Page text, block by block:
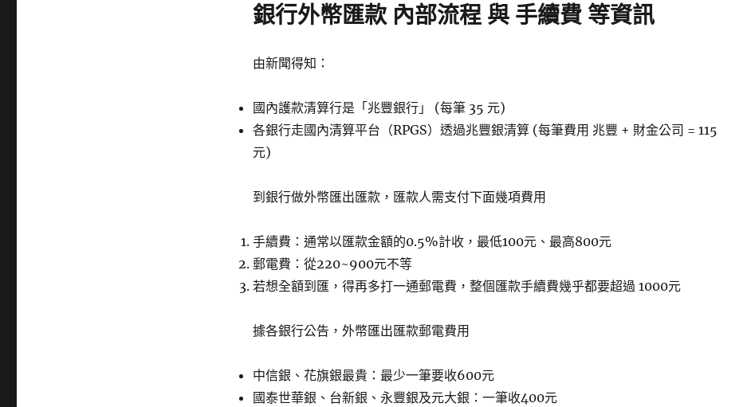
銀行外幣匯款 內部流程 與 手續費 等資訊
由新聞得知：
國內護款清算行是「兆豐銀行」 (每筆 35 元)
各銀行走國內清算平台（RPGS）透過兆豐銀清算 (每筆費用 兆豐 + 財金公司 = 115
元)
到銀行做外幣匯出匯款，匯款人需支付下面幾項費用
手續費：通常以匯款金額的0.5%計收，最低100元、最高800元
郵電費：從220~900元不等
若想全額到匯，得再多打一通郵電費，整個匯款手續費幾乎都要超過 1000元
據各銀行公告，外幣匯出匯款郵電費用
中信銀、花旗銀最貴：最少一筆要收600元
國泰世華銀、台新銀、永豐銀及元大銀：一筆收400元